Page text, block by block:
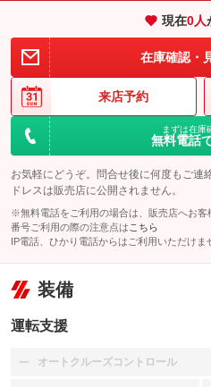
現在0人
在庫確認・
来店予約
まずは在庫
無料電話
お気軽にどうぞ。問合せ後に何度もご連
ドレスは販売店に公開されません。
※無料電話をご利用の場合は、販売店へお
番号ご利用の際の注意点は こちら
IP電話、ひかり電話からはご利用いただけま
装備
運転支援
オートクルーズコントロール
：装備なし